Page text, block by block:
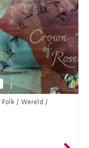
Folk / Wereld /